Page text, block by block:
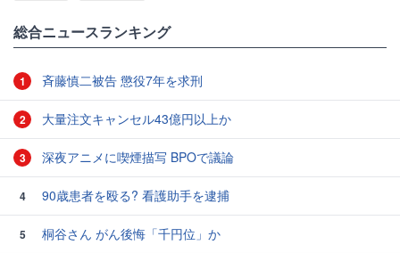
総合ニュースランキング
1 斉藤慎二被告 懲役7年を求刑
2 大量注文キャンセル43億円以上か
3 深夜アニメに喫煙描写 BPOで議論
4 90歳患者を殴る? 看護助手を逮捕
5
桐谷さん がん後悔「千円位」か